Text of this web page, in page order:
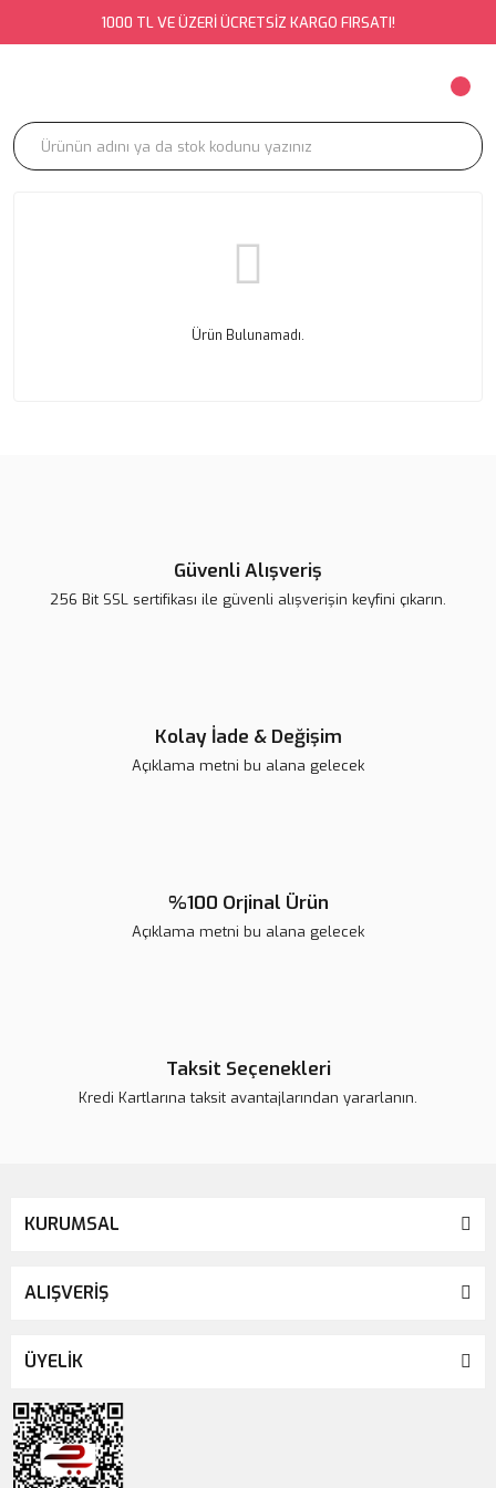
1000 TL VE ÜZERİ ÜCRETSİZ KARGO FIRSATI!
Ürün Bulunamadı.
Güvenli Alışveriş
256 Bit SSL sertifikası ile güvenli alışverişin keyfini çıkarın.
Kolay İade & Değişim
Açıklama metni bu alana gelecek
%100 Orjinal Ürün
Açıklama metni bu alana gelecek
Taksit Seçenekleri
Kredi Kartlarına taksit avantajlarından yararlanın.
KURUMSAL
ALIŞVERİŞ
ÜYELİK